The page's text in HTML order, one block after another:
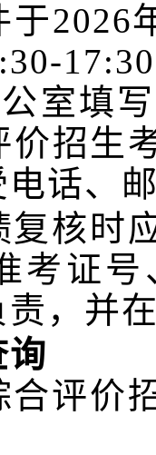
于2026
室填
价招生
话、
复核时
考证
，并
询
合评价